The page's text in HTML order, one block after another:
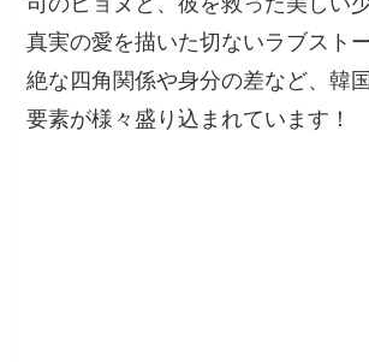
真実の愛を描いた切ないラブスト
絶な四角関係や身分の差など、韓
要素が様々盛り込まれています！